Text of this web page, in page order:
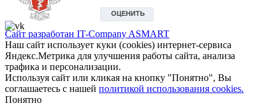
Сайт разработан IT-Company ASMART
Наш сайт использует куки (cookies) интернет-сервиса
Яндекс.Метрика для улучшения работы сайта, анализа
трафика и персонализации.
Используя сайт или кликая на кнопку "Понятно", Вы
соглашаетесь с нашей политикой использования cookies.
Понятно